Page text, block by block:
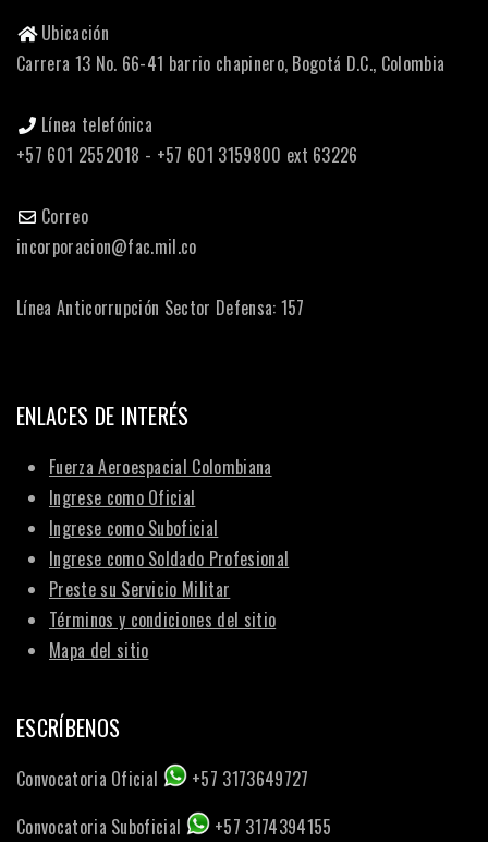
Ubicación
Carrera 13 No. 66-41 barrio chapinero, Bogotá D.C., Colombia
Línea telefónica
+57 601 2552018 - +57 601 3159800 ext 63226
Correo
incorporacion@fac.mil.co
Línea Anticorrupción Sector Defensa: 157
ENLACES DE INTERÉS
Fuerza Aeroespacial Colombiana
Ingrese como Oficial
Ingrese como Suboficial
Ingrese como Soldado Profesional
Preste su Servicio Militar
Términos y condiciones del sitio
Mapa del sitio
ESCRÍBENOS
Convocatoria Oficial
+57 3173649727
Convocatoria Suboficial
+57 3174394155